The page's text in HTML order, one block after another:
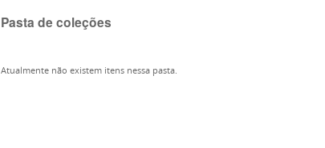
Pasta de coleções
Atualmente não existem itens nessa pasta.